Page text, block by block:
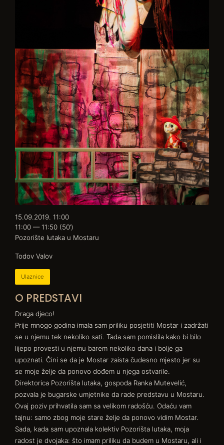
O PREDSTAVI
Draga djeco!
Prije mnogo godina imala sam priliku posjetiti Mostar i zadržati
se u njemu tek nekoliko sati. Tada sam pomislila kako bi bilo
lijepo provesti u njemu barem nekoliko dana i bolje ga
upoznati. Čini se da je Mostar zaista čudesno mjesto jer su
se moje želje da ponovo dođem u njega ostvarile.
Direktorica Pozorišta lutaka, gospođa Ranka Mutevelić,
pozvala je bugarske umjetnike da rade predstavu u Mostaru.
Ovaj poziv prihvatila sam sa velikom radošću. Odaću vam
tajnu: samo zbog moje stare želje da ponovo vidim Mostar.
Sada, kada sam upoznala kolektiv Pozorišta lutaka, moja
radost je dvojaka: što imam priliku da budem u Mostaru, ali i
15.09.2019. 11:00
11:00 — 11:50 (50’)
Pozorište lutaka u Mostaru
Todov Valov
Ulaznice